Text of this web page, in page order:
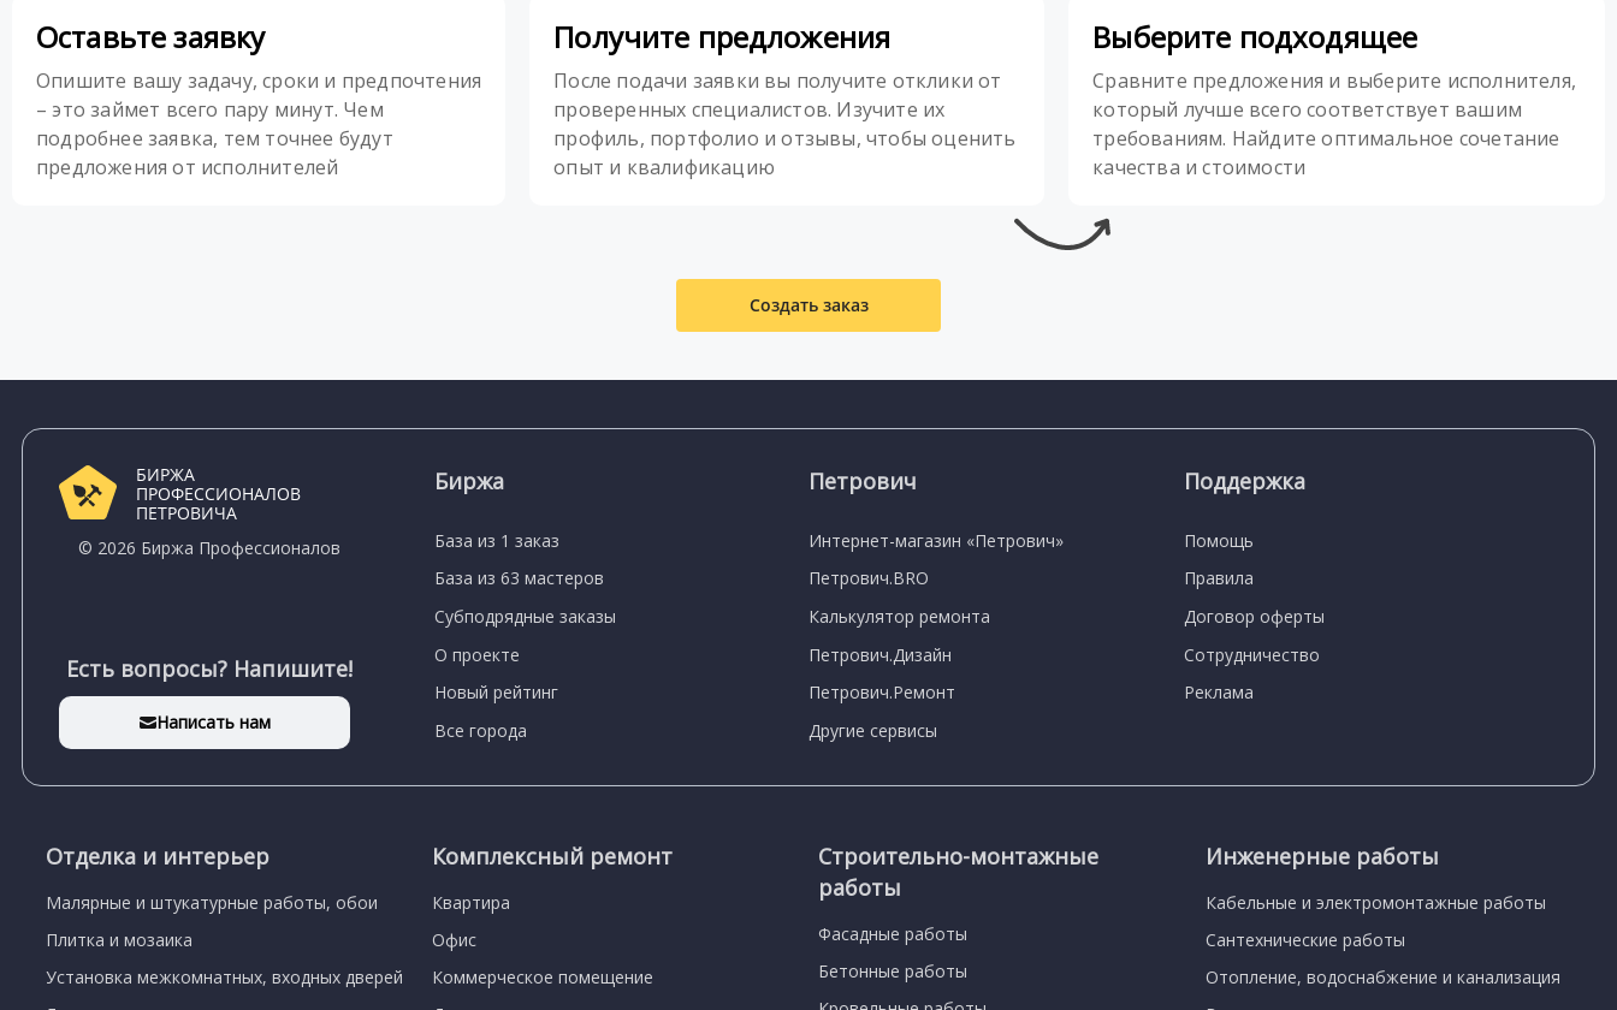
Оставьте заявку
Опишите вашу задачу, сроки и предпочтения
– это займет всего пару минут. Чем
подробнее заявка, тем точнее будут
предложения от исполнителей
Получите предложения
После подачи заявки вы получите отклики от
проверенных специалистов. Изучите их
профиль, портфолио и отзывы, чтобы оценить
опыт и квалификацию
Выберите подходящее
Сравните предложения и выберите исполнителя,
который лучше всего соответствует вашим
требованиям. Найдите оптимальное сочетание
качества и стоимости
Создать заказ
БИРЖА
ПРОФЕССИОНАЛОВ
ПЕТРОВИЧА
© 2026 Биржа Профессионалов
Есть вопросы? Напишите!
Написать нам
Биржа
База из 1 заказ
База из 63 мастеров
Субподрядные заказы
О проекте
Новый рейтинг
Все города
Петрович
Интернет-магазин «Петрович»
Петрович.BRO
Калькулятор ремонта
Петрович.Дизайн
Петрович.Ремонт
Другие сервисы
Поддержка
Помощь
Правила
Договор оферты
Сотрудничество
Реклама
Отделка и интерьер
Малярные и штукатурные работы, обои
Плитка и мозаика
Установка межкомнатных, входных дверей
Комплексный ремонт
Квартира
Офис
Коммерческое помещение
Строительно-монтажные
работы
Фасадные работы
Бетонные работы
Инженерные работы
Кабельные и электромонтажные работы
Сантехнические работы
Отопление, водоснабжение и канализация